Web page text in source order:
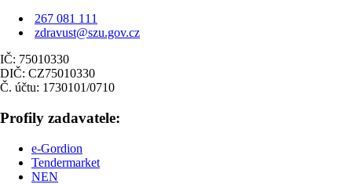
267 081 111
zdravust@szu.gov.cz
IČ: 75010330
DIČ: CZ75010330
Č. účtu: 1730101/0710
Profily zadavatele:
e-Gordion
Tendermarket
NEN